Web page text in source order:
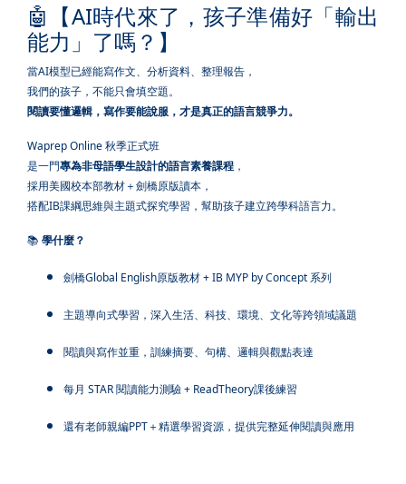
🤖【AI時代來了，孩子準備好「輸出
能力」了嗎？】
當AI模型已經能寫作文、分析資料、整理報告，
我們的孩子，不能只會填空題。
閱讀要懂邏輯，寫作要能說服，才是真正的語言競爭力。
Waprep Online 秋季正式班
是一門專為非母語學生設計的語言素養課程 ，
採用美國校本部教材＋劍橋原版讀本，
搭配IB課綱思維與主題式探究學習，幫助孩子建立跨學科語言力。
📚 學什麼？
劍橋Global English原版教材 + IB MYP by Concept 系列
主題導向式學習，深入生活、科技、環境、文化等跨領域議題
閱讀與寫作並重，訓練摘要、句構、邏輯與觀點表達
每月 STAR 閱讀能力測驗 + ReadTheory課後練習
還有老師親編PPT＋精選學習資源，提供完整延伸閱讀與應用